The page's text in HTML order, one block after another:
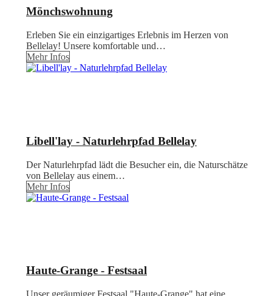
Mönchswohnung
Erleben Sie ein einzigartiges Erlebnis im Herzen von
Bellelay! Unsere komfortable und…
Mehr Infos
Libell'lay - Naturlehrpfad Bellelay
Der Naturlehrpfad lädt die Besucher ein, die Naturschätze
von Bellelay aus einem…
Mehr Infos
Haute-Grange - Festsaal
Unser geräumiger Festsaal "Haute-Grange" hat eine